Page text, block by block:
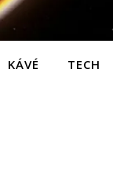
KÁVÉ TECH